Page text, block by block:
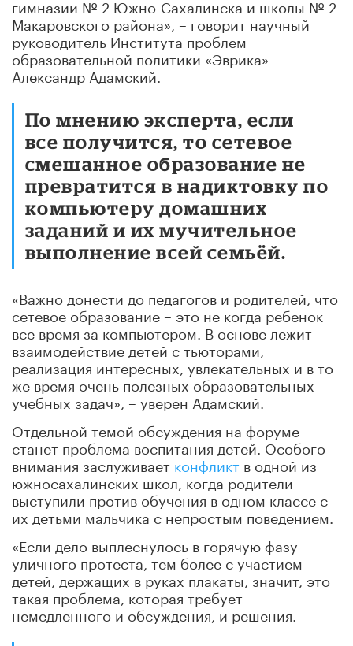
гимназии № 2 Южно-Сахалинска и школы № 2
Макаровского района», – говорит научный
руководитель Института проблем
образовательной политики «Эврика»
Александр Адамский.
По мнению эксперта, если
все получится, то сетевое
смешанное образование не
превратится в надиктовку по
компьютеру домашних
заданий и их мучительное
выполнение всей семьёй.
«Важно донести до педагогов и родителей, что
сетевое образование – это не когда ребенок
все время за компьютером. В основе лежит
взаимодействие детей с тьюторами,
реализация интересных, увлекательных и в то
же время очень полезных образовательных
учебных задач», – уверен Адамский.
Отдельной темой обсуждения на форуме
станет проблема воспитания детей. Особого
внимания заслуживает конфликт в одной из
южносахалинских школ, когда родители
выступили против обучения в одном классе с
их детьми мальчика с непростым поведением.
«Если дело выплеснулось в горячую фазу
уличного протеста, тем более с участием
детей, держащих в руках плакаты, значит, это
такая проблема, которая требует
немедленного и обсуждения, и решения.